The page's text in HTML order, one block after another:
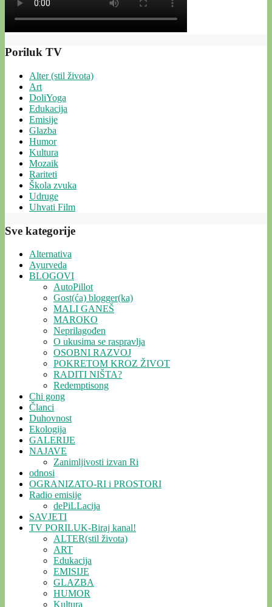
Poriluk TV
Alter (stil života)
Art
DoliYoga
Edukacija
Emisije
Glazba
Humor
Kultura
Mozaik
Rariteti
Škola zvuka
Udruge
Uhvati Film
Sve kategorije
Alternativa
Ayurveda
BLOGOVI
AutoPillot
Gost(ća) blogger(ka)
MALI GANEŠ
MAROKO
Neprilagođen
O ukusima se raspravlja
OSOBNI RAZVOJ
POKRETOM KROZ ŽIVOT
RADITI NIŠTA?
Redemptisong
Chi gong
Članci
Duhovnost
Ekologija
GALERIJE
NAJAVE
Zanimljivosti izvan Ri
odnosi
OGRANIZATO-RI i PROSTORI
Radio emisije
dePiLLacija
SAVJETI
TV PORILUK-Biraj kanal!
ALTER(stil života)
ART
Edukacija
EMISIJE
GLAZBA
HUMOR
Kultura